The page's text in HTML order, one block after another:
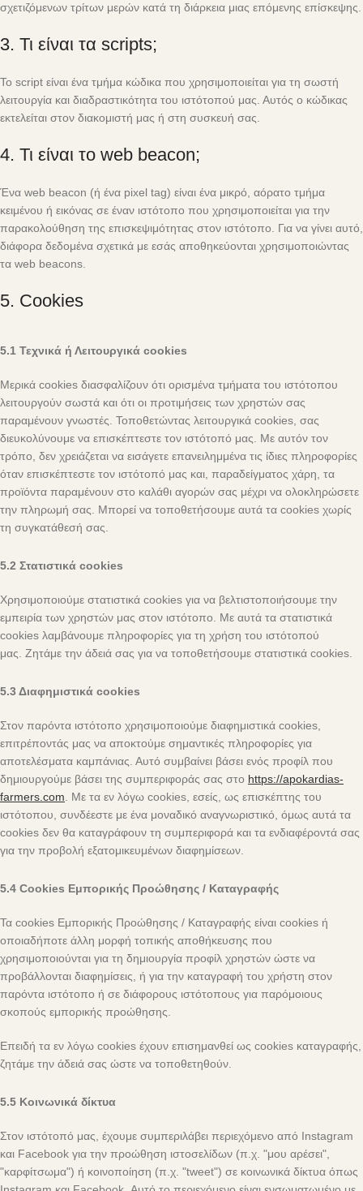
σχετιζόμενων τρίτων μερών κατά τη διάρκεια μιας επόμενης επίσκεψης.
3. Τι είναι τα scripts;
Το script είναι ένα τμήμα κώδικα που χρησιμοποιείται για τη σωστή
λειτουργία και διαδραστικότητα του ιστότοπού μας. Αυτός ο κώδικας
εκτελείται στον διακομιστή μας ή στη συσκευή σας.
4. Τι είναι το web beacon;
Ένα web beacon (ή ένα pixel tag) είναι ένα μικρό, αόρατο τμήμα
κειμένου ή εικόνας σε έναν ιστότοπο που χρησιμοποιείται για την
παρακολούθηση της επισκεψιμότητας στον ιστότοπο. Για να γίνει αυτό,
διάφορα δεδομένα σχετικά με εσάς αποθηκεύονται χρησιμοποιώντας
τα web beacons.
5. Cookies
5.1 Τεχνικά ή Λειτουργικά cookies
Μερικά cookies διασφαλίζουν ότι ορισμένα τμήματα του ιστότοπου
λειτουργούν σωστά και ότι οι προτιμήσεις των χρηστών σας
παραμένουν γνωστές. Τοποθετώντας λειτουργικά cookies, σας
διευκολύνουμε να επισκέπτεστε τον ιστότοπό μας. Με αυτόν τον
τρόπο, δεν χρειάζεται να εισάγετε επανειλημμένα τις ίδιες πληροφορίες
όταν επισκέπτεστε τον ιστότοπό μας και, παραδείγματος χάρη, τα
προϊόντα παραμένουν στο καλάθι αγορών σας μέχρι να ολοκληρώσετε
την πληρωμή σας. Μπορεί να τοποθετήσουμε αυτά τα cookies χωρίς
τη συγκατάθεσή σας.
5.2 Στατιστικά cookies
Χρησιμοποιούμε στατιστικά cookies για να βελτιστοποιήσουμε την
εμπειρία των χρηστών μας στον ιστότοπο. Με αυτά τα στατιστικά
cookies λαμβάνουμε πληροφορίες για τη χρήση του ιστότοπού
μας. Ζητάμε την άδειά σας για να τοποθετήσουμε στατιστικά cookies.
5.3 Διαφημιστικά cookies
Στον παρόντα ιστότοπο χρησιμοποιούμε διαφημιστικά cookies,
επιτρέποντάς μας να αποκτούμε σημαντικές πληροφορίες για
αποτελέσματα καμπάνιας. Αυτό συμβαίνει βάσει ενός προφίλ που
δημιουργούμε βάσει της συμπεριφοράς σας στο https://apokardias-
farmers.com . Με τα εν λόγω cookies, εσείς, ως επισκέπτης του
ιστότοπου, συνδέεστε με ένα μοναδικό αναγνωριστικό, όμως αυτά τα
cookies δεν θα καταγράφουν τη συμπεριφορά και τα ενδιαφέροντά σας
για την προβολή εξατομικευμένων διαφημίσεων.
5.4 Cookies Εμπορικής Προώθησης / Καταγραφής
Τα cookies Εμπορικής Προώθησης / Καταγραφής είναι cookies ή
οποιαδήποτε άλλη μορφή τοπικής αποθήκευσης που
χρησιμοποιούνται για τη δημιουργία προφίλ χρηστών ώστε να
προβάλλονται διαφημίσεις, ή για την καταγραφή του χρήστη στον
παρόντα ιστότοπο ή σε διάφορους ιστότοπους για παρόμοιους
σκοπούς εμπορικής προώθησης.
Επειδή τα εν λόγω cookies έχουν επισημανθεί ως cookies καταγραφής,
ζητάμε την άδειά σας ώστε να τοποθετηθούν.
5.5 Κοινωνικά δίκτυα
Στον ιστότοπό μας, έχουμε συμπεριλάβει περιεχόμενο από Instagram
και Facebook για την προώθηση ιστοσελίδων (π.χ. "μου αρέσει",
"καρφίτσωμα") ή κοινοποίηση (π.χ. "tweet") σε κοινωνικά δίκτυα όπως